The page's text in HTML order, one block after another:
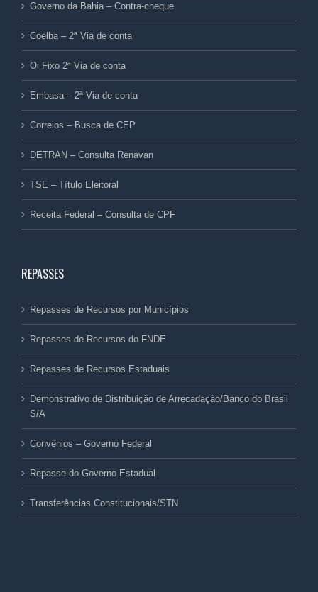
Governo da Bahia – Contra-cheque
Coelba – 2ª Via de conta
Oi Fixo 2ª Via de conta
Embasa – 2ª Via de conta
Correios – Busca de CEP
DETRAN – Consulta Renavan
TSE – Título Eleitoral
Receita Federal – Consulta de CPF
REPASSES
Repasses de Recursos por Municípios
Repasses de Recursos do FNDE
Repasses de Recursos Estaduais
Demonstrativo de Distribuição de Arrecadação/Banco do Brasil
S/A
Convênios – Governo Federal
Repasse do Governo Estadual
Transferências Constitucionais/STN